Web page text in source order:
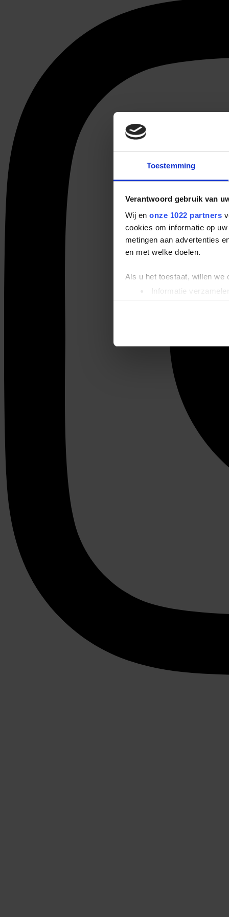
Toestemming
Verantwoord gebruik van
Wij en onze 1022 partners
cookies om informatie op
metingen aan advertenties
en met welke doelen.
Als u het toestaat, willen we
Informatie
Uw apparaat
Lees meer over hoe uw
We gebruiken cookies om
websiteverkeer te
media, adverteren en
verstrekt of die ze hebben